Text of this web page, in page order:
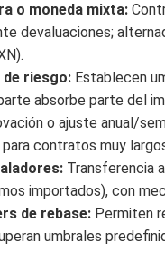
o moneda mixta:
devaluaciones;
de riesgo: Establecen
absorbe parte del
o ajuste anual/
contratos muy
Transferencia
importados), con
de rebase: Permiten
umbrales